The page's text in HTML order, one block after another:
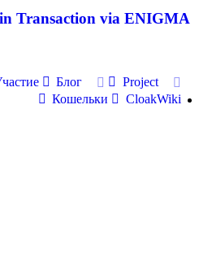
Transaction via ENIGMA
Блог
Project
Кошельки
CloakWiki